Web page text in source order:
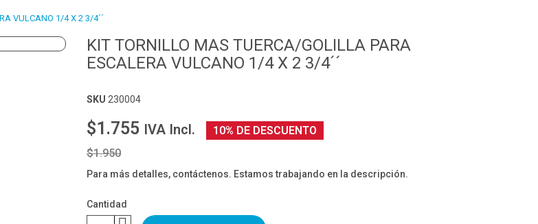
VULCANO 1/4 X 2 3/4´´
KIT TORNILLO MAS TUERCA/GOLILLA PARA
ESCALERA VULCANO 1/4 X 2 3/4´´
SKU 230004
$1.755 IVA Incl.
10% DE DESCUENTO
$1.950
Para más detalles, contáctenos. Estamos trabajando en la descripción.
Cantidad